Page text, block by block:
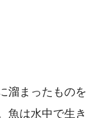
溜まったものを
魚は水中で生き